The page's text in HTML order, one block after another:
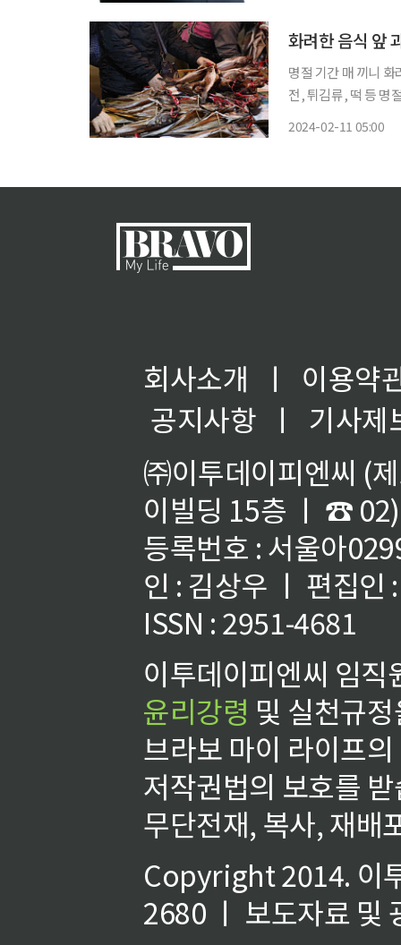
화려한 음식 앞
명절 기간 매 끼니
전, 튀김류, 떡 등 명
2024-02-11 05:00
회사소개 ㅣ
이용약
공지사항
ㅣ
기사제
㈜이투데이피엔씨 (
이빌딩 15층 ㅣ ☎
등록번호 : 서울아
인 : 김상우 ㅣ 편집인
ISSN : 2951-4681
이투데이피엔씨 임
윤리강령 및 실천규
브라보 마이 라이프
저작권법의 보호를
무단전재, 복사, 재배
Copyright 2014. 이
2680 ㅣ 보도자료